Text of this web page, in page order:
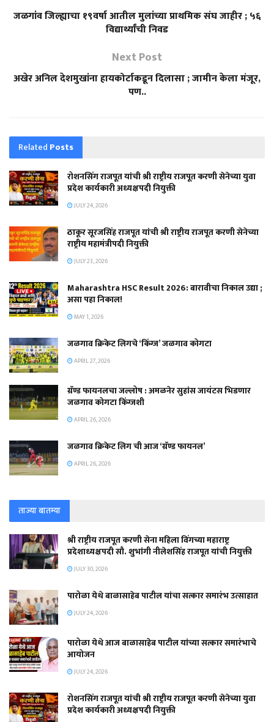
जळगांव जिल्ह्याचा १९वर्षा आतील मुलांच्या प्राथमिक संघ जाहीर ; ५६
विद्यार्थ्यांची निवड
Next Post
अखेर अनिल देशमुखांना हायकोर्टाकडून दिलासा ; जामीन केला मंजूर,
पण..
Related Posts
रोशनसिंग राजपूत यांची श्री राष्ट्रीय राजपूत करणी सेनेच्या युवा
प्रदेश कार्यकारी अध्यक्षपदी नियुक्ती
JULY 24, 2026
ठाकूर सूरजसिंह राजपूत यांची श्री राष्ट्रीय राजपूत करणी सेनेच्या
राष्ट्रीय महामंत्रीपदी नियुक्ती
JULY 23, 2026
Maharashtra HSC Result 2026: बारावीचा निकाल उद्या ;
असा पहा निकाल!
MAY 1, 2026
जळगाव क्रिकेट लिगचे ‘किंग्ज’ जळगाव कोगटा
APRIL 27, 2026
ग्रॅण्ड फायनलचा जल्लोष : अमळनेर सुहांस जायंटस भिडणार
जळगाव कोगटा किंग्जशी
APRIL 26, 2026
जळगाव क्रिकेट लिग ची आज ‘ग्रॅण्ड फायनल’
APRIL 26, 2026
ताज्या बातम्या
श्री राष्ट्रीय राजपूत करणी सेना महिला विंगच्या महाराष्ट्र
प्रदेशाध्यक्षपदी सौ. शुभांगी नीलेशसिंह राजपूत यांची नियुक्ती
JULY 30, 2026
पारोळा येथे बाळासाहेब पाटील यांचा सत्कार समारंभ उत्साहात
JULY 24, 2026
पारोळा येथे आज बाळासाहेब पाटील यांच्या सत्कार समारंभाचे
आयोजन
JULY 24, 2026
रोशनसिंग राजपूत यांची श्री राष्ट्रीय राजपूत करणी सेनेच्या युवा
प्रदेश कार्यकारी अध्यक्षपदी नियुक्ती